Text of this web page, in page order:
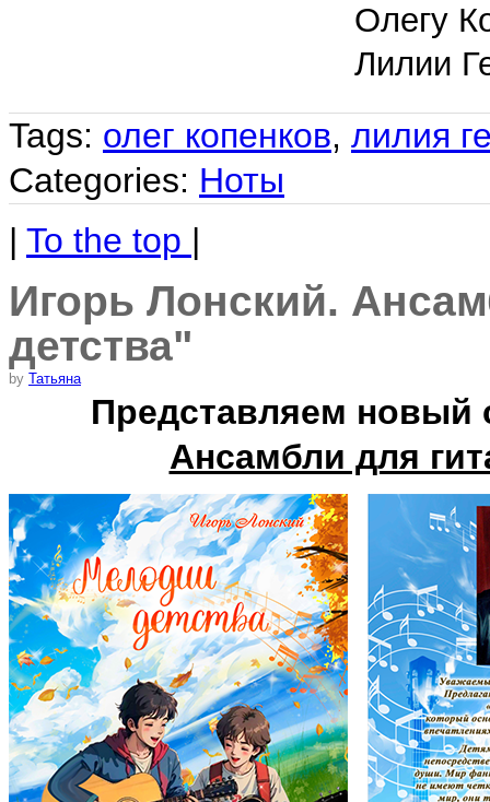
Олегу
Лилии
Tags: олег копенков, лилия
Categories: Ноты
| To the top |
Игорь Лонский.
детства"
by Татьяна
Представляем новый
Ансамбли для